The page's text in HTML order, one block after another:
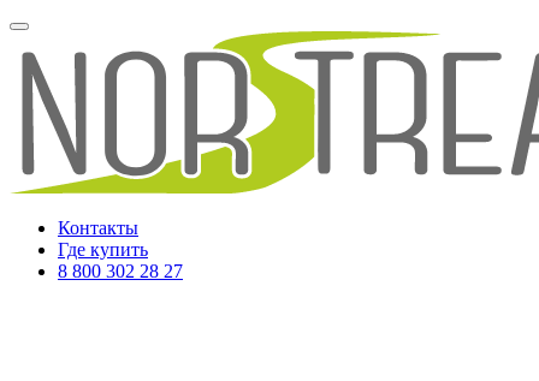
Контакты
Где купить
8 800 302 28 27